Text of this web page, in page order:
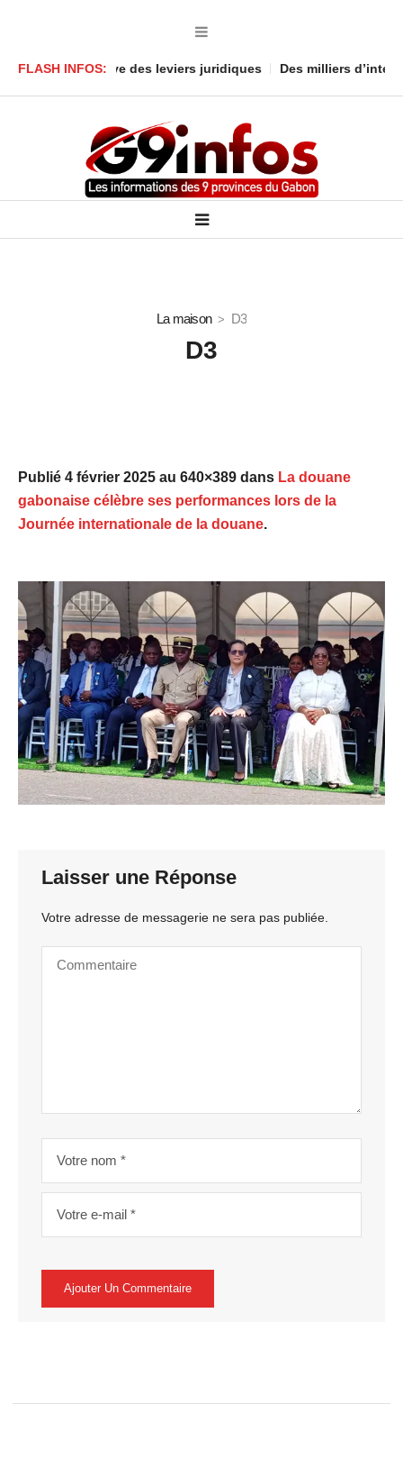
FLASH INFOS:
conserve des leviers juridiques Des milliers
La maison D3
D3
Publié 4 février 2025 au 640×389 dans La douane
gabonaise célèbre ses performances lors de la
Journée internationale de la douane.
Laisser une Réponse
Votre adresse de messagerie ne sera pas publiée.